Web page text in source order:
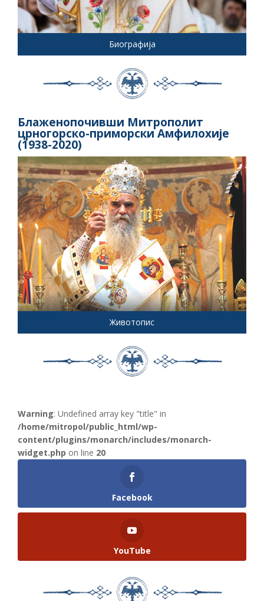
Биографија
Блаженопочивши Митрополит
црногорско-приморски Амфилохије
(1938-2020)
Животопис
Warning: Undefined array key "title" in
/home/mitropol/public_html/wp-
content/plugins/monarch/includes/monarch-
widget.php on line 20
Facebook
YouTube